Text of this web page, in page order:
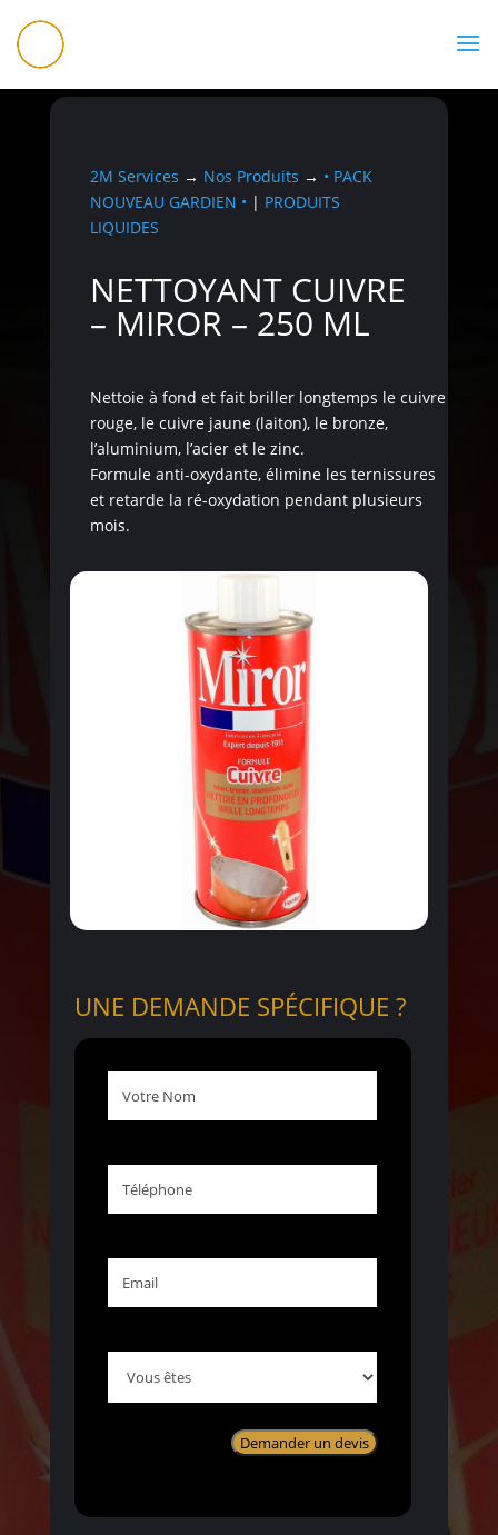
2M Services → Nos Produits → • PACK
NOUVEAU GARDIEN • | PRODUITS
LIQUIDES
NETTOYANT CUIVRE
– MIROR – 250 ML
Nettoie à fond et fait briller longtemps le cuivre
rouge, le cuivre jaune (laiton), le bronze,
l’aluminium, l’acier et le zinc.
Formule anti-oxydante, élimine les ternissures
et retarde la ré-oxydation pendant plusieurs
mois.
UNE DEMANDE SPÉCIFIQUE ?
Nom
êtes